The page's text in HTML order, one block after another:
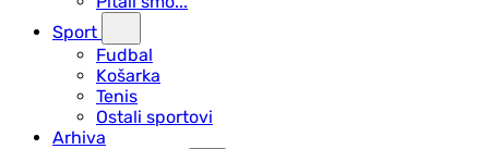
Sport
Fudbal
Košarka
Tenis
Ostali sportovi
Arhiva